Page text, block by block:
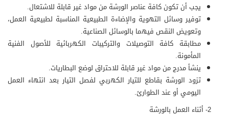
يجب أن تكون كافة عناصر الورشة من مواد غير قابلة للاشتعال.
توفير وسائل التهوية والإضاءة الطبيعية المناسبة لطبيعية العمل،
وتعويض النقص فيهما بالوسائل الصناعية.
مطابقة كافة التوصيلات والتركيبات الكهربائية للأصول الفنية
المأمونة.
ينشأ مدرج من مواد غير قابلة للاحتراق لوضع البطاريات.
تزود الورشة بقاطع للتيار الكهربي لفصل التيار بعد انتهاء العمل
اليومي أو عند الطوارئ.